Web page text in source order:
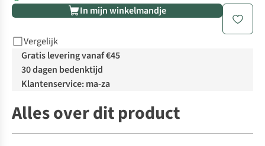
In mijn winkelmandje
Vergelijk
Gratis levering vanaf €45
30 dagen bedenktijd
Klantenservice: ma-za
Alles over dit product